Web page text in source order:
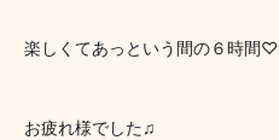
楽しくてあっという間の６時間♡
お疲れ様でした♫